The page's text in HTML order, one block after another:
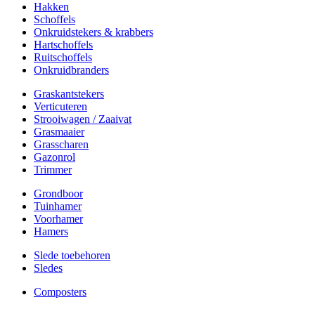
Hakken
Schoffels
Onkruidstekers & krabbers
Hartschoffels
Ruitschoffels
Onkruidbranders
Graskantstekers
Verticuteren
Strooiwagen / Zaaivat
Grasmaaier
Grasscharen
Gazonrol
Trimmer
Grondboor
Tuinhamer
Voorhamer
Hamers
Slede toebehoren
Sledes
Composters